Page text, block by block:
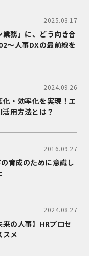
2025.03.17
務」に、どう向き合
～人事DXの最前線を
2024.09.26
・効率化を実現！エ
用方法とは？
2016.09.27
育成のために意識し
2024.08.27
来の人事】HRプロセ
スメ